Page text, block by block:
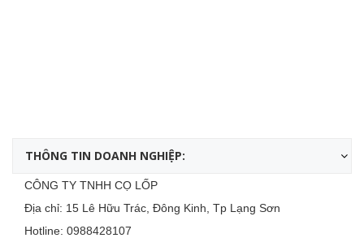
THÔNG TIN DOANH NGHIỆP:
CÔNG TY TNHH CỌ LỐP
Địa chỉ: 15 Lê Hữu Trác, Đông Kinh, Tp Lạng Sơn
Hotline: 0988428107